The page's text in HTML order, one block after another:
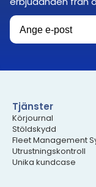
Tjänster
Körjournal
Stöldskydd
Fleet Management
Utrustningskontroll
Unika kundcase